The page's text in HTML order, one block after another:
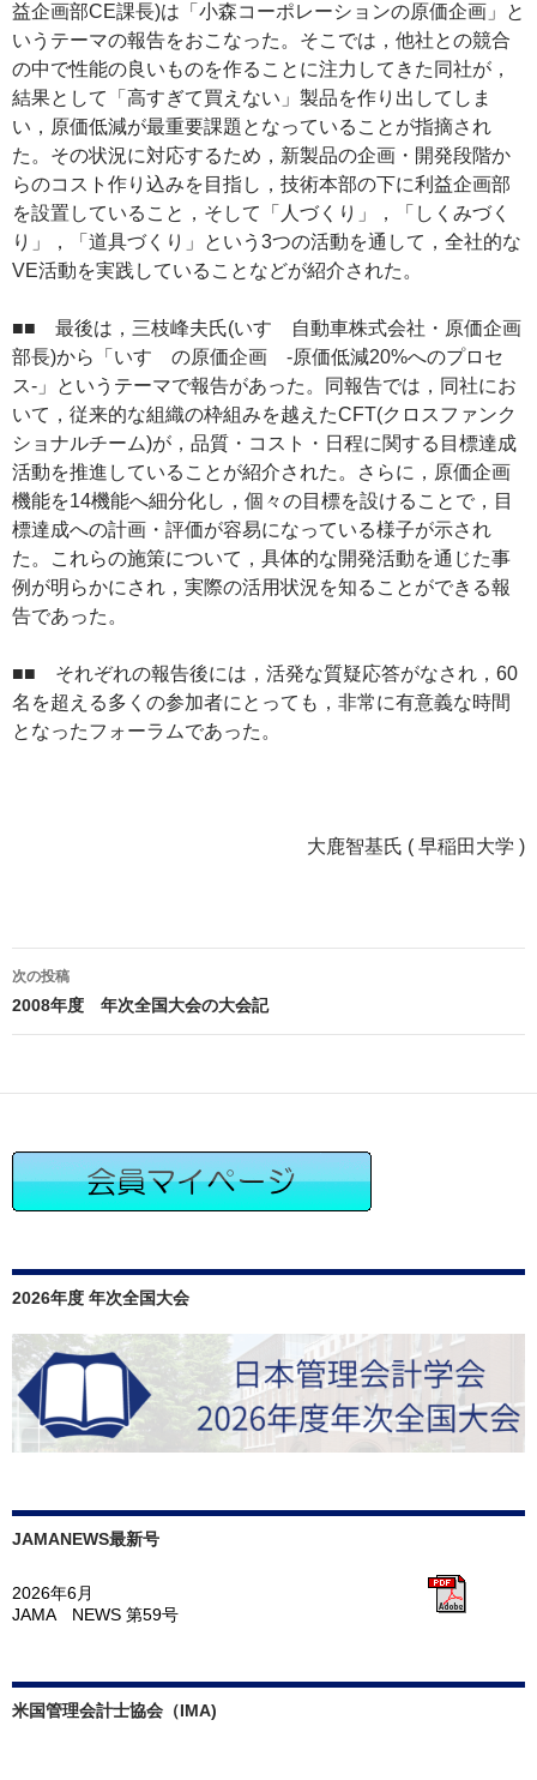
益企画部CE課長)は「小森コーポレーションの原価企画」と
いうテーマの報告をおこなった。そこでは，他社との競合
の中で性能の良いものを作ることに注力してきた同社が，
結果として「高すぎて買えない」製品を作り出してしま
い，原価低減が最重要課題となっていることが指摘され
た。その状況に対応するため，新製品の企画・開発段階か
らのコスト作り込みを目指し，技術本部の下に利益企画部
を設置していること，そして「人づくり」，「しくみづく
り」，「道具づくり」という3つの活動を通して，全社的な
VE活動を実践していることなどが紹介された。
■■ 最後は，三枝峰夫氏(いすゞ自動車株式会社・原価企画
部長)から「いすゞの原価企画 -原価低減20%へのプロセ
ス-」というテーマで報告があった。同報告では，同社にお
いて，従来的な組織の枠組みを越えたCFT(クロスファンク
ショナルチーム)が，品質・コスト・日程に関する目標達成
活動を推進していることが紹介された。さらに，原価企画
機能を14機能へ細分化し，個々の目標を設けることで，目
標達成への計画・評価が容易になっている様子が示され
た。これらの施策について，具体的な開発活動を通じた事
例が明らかにされ，実際の活用状況を知ることができる報
告であった。
■■ それぞれの報告後には，活発な質疑応答がなされ，60
名を超える多くの参加者にとっても，非常に有意義な時間
となったフォーラムであった。
大鹿智基氏 ( 早稲田大学 )
稿
ナ
ー
ョ
ン
次の投稿
2008年度 年次全国大会の大会記
2026年度 年次全国大会
JAMANEWS最新号
2026年6月
JAMA NEWS 第59号
米国管理会計士協会（IMA)